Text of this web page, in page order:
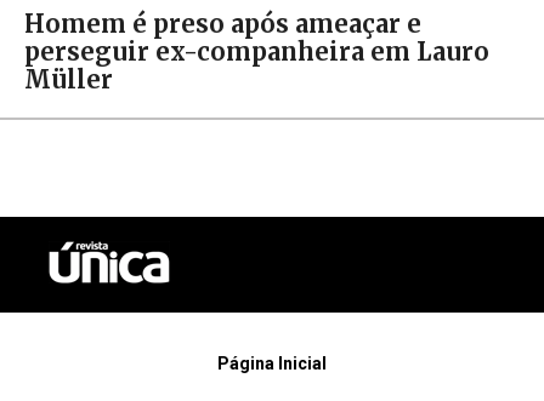
Homem é preso após ameaçar e
perseguir ex-companheira em Lauro
Müller
Página Inicial